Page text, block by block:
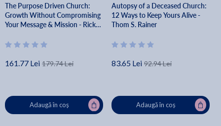
The Purpose Driven Church:
Growth Without Compromising
Your Message & Mission - Rick
161.77 Lei 179.74 Lei
Adaugă în coș
Autopsy of a Deceased Church:
12 Ways to Keep Yours Alive -
Thom S. Rainer
83.65 Lei 92.94 Lei
Adaugă în coș